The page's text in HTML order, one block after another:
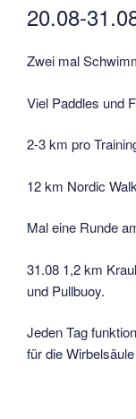
20.08-
Zwei mal
Viel Paddles und
2-3 km pro
12 km Nordic
Mal eine Runde
31.08 1,2 km
und Pullbuoy.
Jeden Tag
für die